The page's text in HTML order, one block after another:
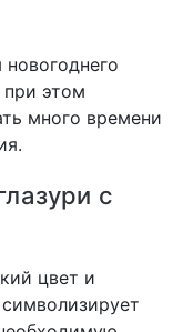
этом
много времени
с
цвет и